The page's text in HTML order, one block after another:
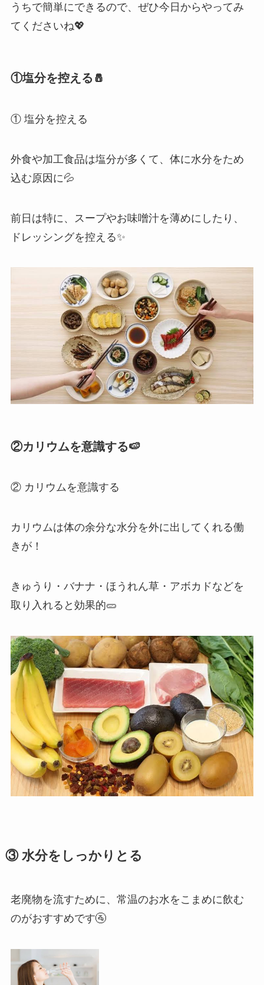
うちで簡単にできるので、ぜひ今日からやってみ
てくださいね💖
①塩分を控える🧂
① 塩分を控える
外食や加工食品は塩分が多くて、体に水分をため
込む原因に💦
前日は特に、スープやお味噌汁を薄めにしたり、
ドレッシングを控える✨
②カリウムを意識する🍉
② カリウムを意識する
カリウムは体の余分な水分を外に出してくれる働
きが！
きゅうり・バナナ・ほうれん草・アボカドなどを
取り入れると効果的🥒
③ 水分をしっかりとる
老廃物を流すために、常温のお水をこまめに飲む
のがおすすめです🚰